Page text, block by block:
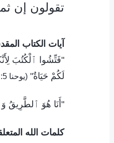
تقولون إن
آيات الكتاب
"فَتِّشُوا ٱلْكُتُبَ
لَكُمْ حَيَاةٌ" (يوحنا 5: 39-40)
"أَنَا هُوَ ٱلطَّرِيقُ
كلمات الله